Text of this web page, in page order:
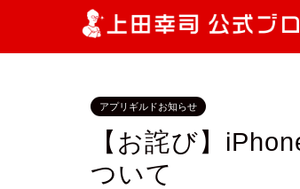
アプリギルドお知らせ
【お詫び】
ついて